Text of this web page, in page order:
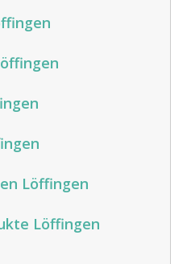
Löffingen
Löffingen